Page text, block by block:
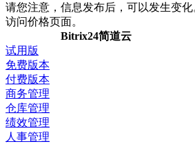
请您注意，信息发布后，可以发生变
访问价格页面。
Bitrix24简道云
试用版
免费版本
付费版本
商务管理
仓库管理
绩效管理
人事管理